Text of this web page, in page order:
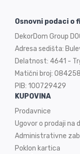
Osnovni podaci o
DekorDom Group
Adresa sedišta:
Delatnost: 4641 -
Matični broj:
PIB: 100729429
KUPOVINA
Prodavnice
Ugovor o prodaji na
Administrativne
Poklon kartica